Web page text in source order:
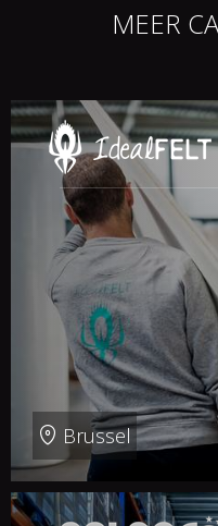
MEER
Brussel